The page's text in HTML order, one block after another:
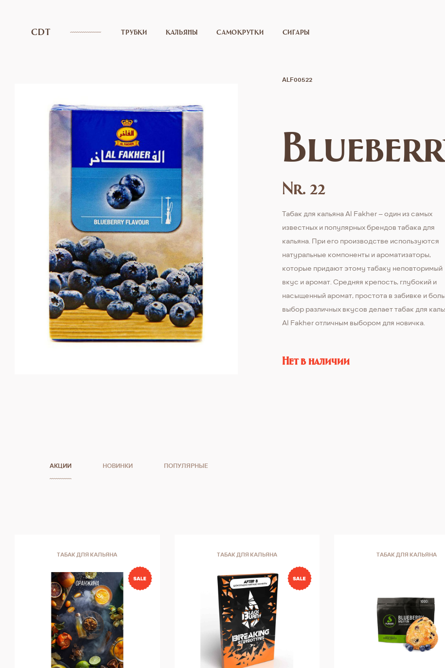
CDT ТРУБКИ КАЛЬЯНЫ САМОКРУТКИ СИГАРЫ
ALF00522
Nr. 22
Табак для кальяна Al Fakher – один из самых
известных и популярных брендов табака для
кальяна. При его производстве используются
натуральные компоненты и ароматизаторы,
которые придают этому табаку неповторимый
вкус и аромат. Средняя крепость, глубокий и
насыщенный аромат, простота в забивке и
выбор различных вкусов делает табак для
Al Fakher отличным выбором для новичка.
Нет в наличии
АКЦИИ НОВИНКИ ПОПУЛЯРНЫЕ
ТАБАК ДЛЯ КАЛЬЯНА ТАБАК ДЛЯ КАЛЬЯНА ТАБАК ДЛЯ КАЛЬЯНА